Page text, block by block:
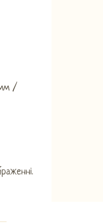
мм /